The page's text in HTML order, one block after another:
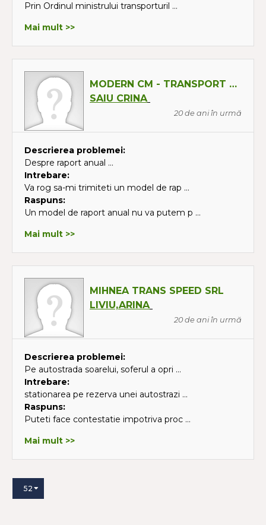
Prin Ordinul ministrului transporturil ...
Mai mult >>
MODERN CM - TRANSPORT SRL
SAIU CRINA
20 de ani în urmă
Descrierea problemei:
Despre raport anual ...
Intrebare:
Va rog sa-mi trimiteti un model de rap ...
Raspuns:
Un model de raport anual nu va putem p ...
Mai mult >>
MIHNEA TRANS SPEED SRL
LIVIU,ARINA
20 de ani în urmă
Descrierea problemei:
Pe autostrada soarelui, soferul a opri ...
Intrebare:
stationarea pe rezerva unei autostrazi ...
Raspuns:
Puteti face contestatie impotriva proc ...
Mai mult >>
52